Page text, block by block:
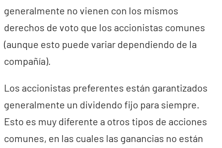
generalmente no vienen con los mismos
derechos de voto que los accionistas comunes
(aunque esto puede variar dependiendo de la
compañía).
Los accionistas preferentes están garantizados
generalmente un dividendo fijo para siempre.
Esto es muy diferente a otros tipos de acciones
comunes, en las cuales las ganancias no están